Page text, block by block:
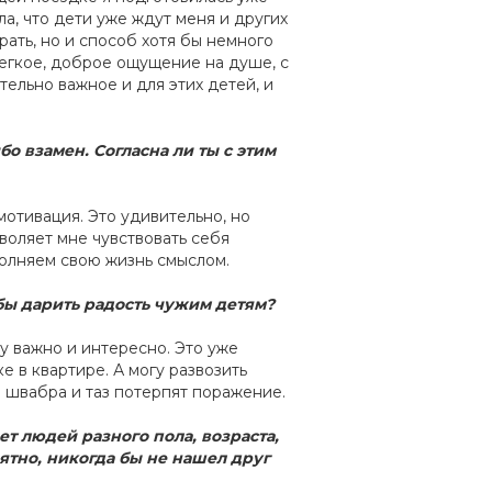
что дети уже ждут меня и других
но и способ хотя бы немного
доброе ощущение на душе, с
важное и для этих детей, и
взамен. Согласна ли ты с этим
Это удивительно, но
мне чувствовать себя
свою жизнь смыслом.
дарить радость чужим детям?
важно и интересно. Это уже
в квартире. А могу развозить
и таз потерпят поражение.
людей разного пола, возраста,
никогда бы не нашел друг